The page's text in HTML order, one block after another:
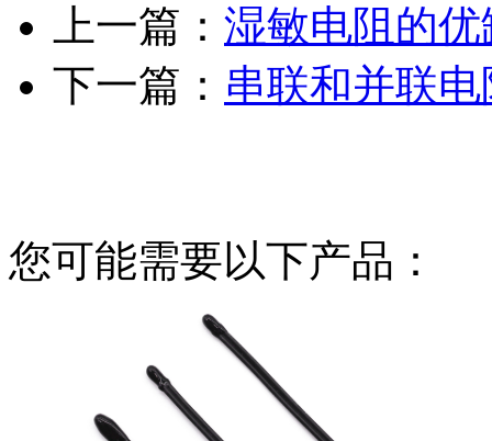
上一篇： 湿敏电阻的优
下一篇： 串联和并联
您可能需要以下产品：